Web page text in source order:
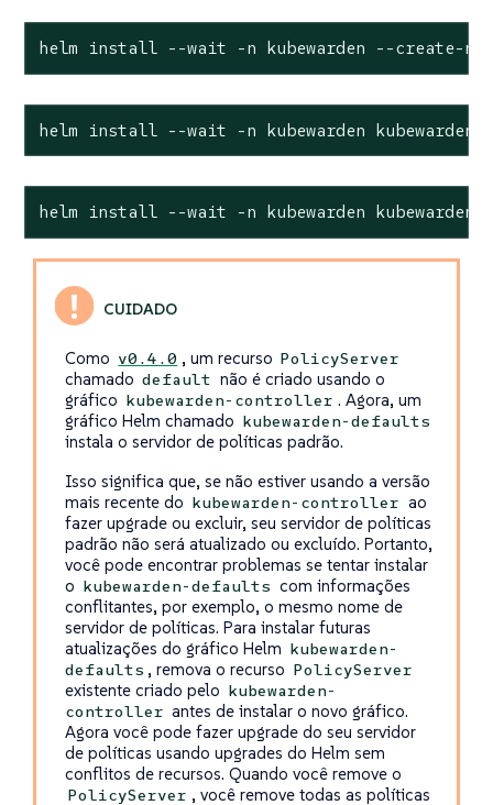
helm install --wait -n kubewarden --create-
helm install --wait -n kubewarden
helm install --wait -n kubewarden kubewarden-
Como v0.4.0 , um recurso PolicyServer
chamado default não é criado usando o
gráfico kubewarden-controller . Agora, um
gráfico Helm chamado kubewarden-defaults
instala o servidor de políticas padrão.
Isso significa que, se não estiver usando a versão
mais recente do kubewarden-controller ao
fazer upgrade ou excluir, seu servidor de políticas
padrão não será atualizado ou excluído. Portanto,
você pode encontrar problemas se tentar instalar
o kubewarden-defaults com informações
conflitantes, por exemplo, o mesmo nome de
servidor de políticas. Para instalar futuras
atualizações do gráfico Helm kubewarden-
defaults , remova o recurso PolicyServer
existente criado pelo kubewarden-
controller antes de instalar o novo gráfico.
Agora você pode fazer upgrade do seu servidor
de políticas usando upgrades do Helm sem
conflitos de recursos. Quando você remove o
PolicyServer , você remove todas as políticas